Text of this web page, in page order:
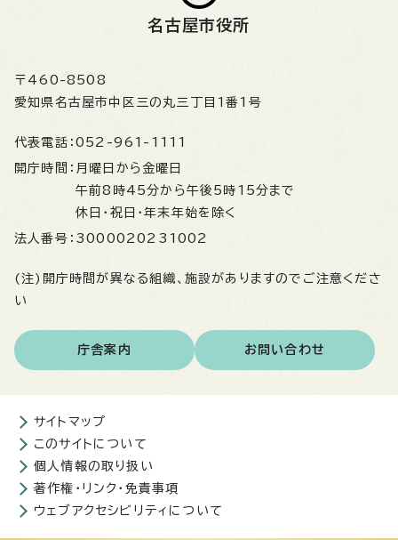
名古屋市役所
〒460-8508
愛知県名古屋市中区三の丸三丁目1番1号
代表電話： 052-961-1111
開庁時間： 月曜日から金曜日
午前8時45分から午後5時15分まで
休日・祝日・年末年始を除く
法人番号： 3000020231002
(注)開庁時間が異なる組織、施設がありますのでご注意くださ
い
庁舎案内 お問い合わせ
サイトマップ
このサイトについて
個人情報の取り扱い
著作権・リンク・免責事項
ウェブアクセシビリティについて